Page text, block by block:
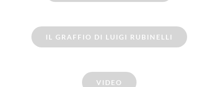
IL GRAFFIO DI LUIGI RUBINELLI
VIDEO